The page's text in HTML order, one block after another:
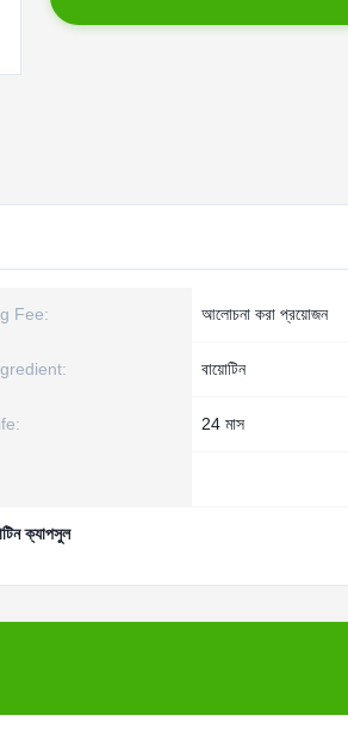
Fee: আলোচনা করা প্রয়োজন
বায়োটিন
24 মাস
ক্যাপসুল